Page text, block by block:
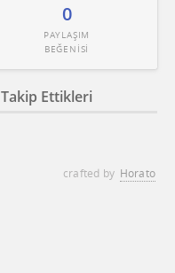
0
PAYLAŞIM
BEĞENİSİ
Takip Ettikleri
crafted by Horato